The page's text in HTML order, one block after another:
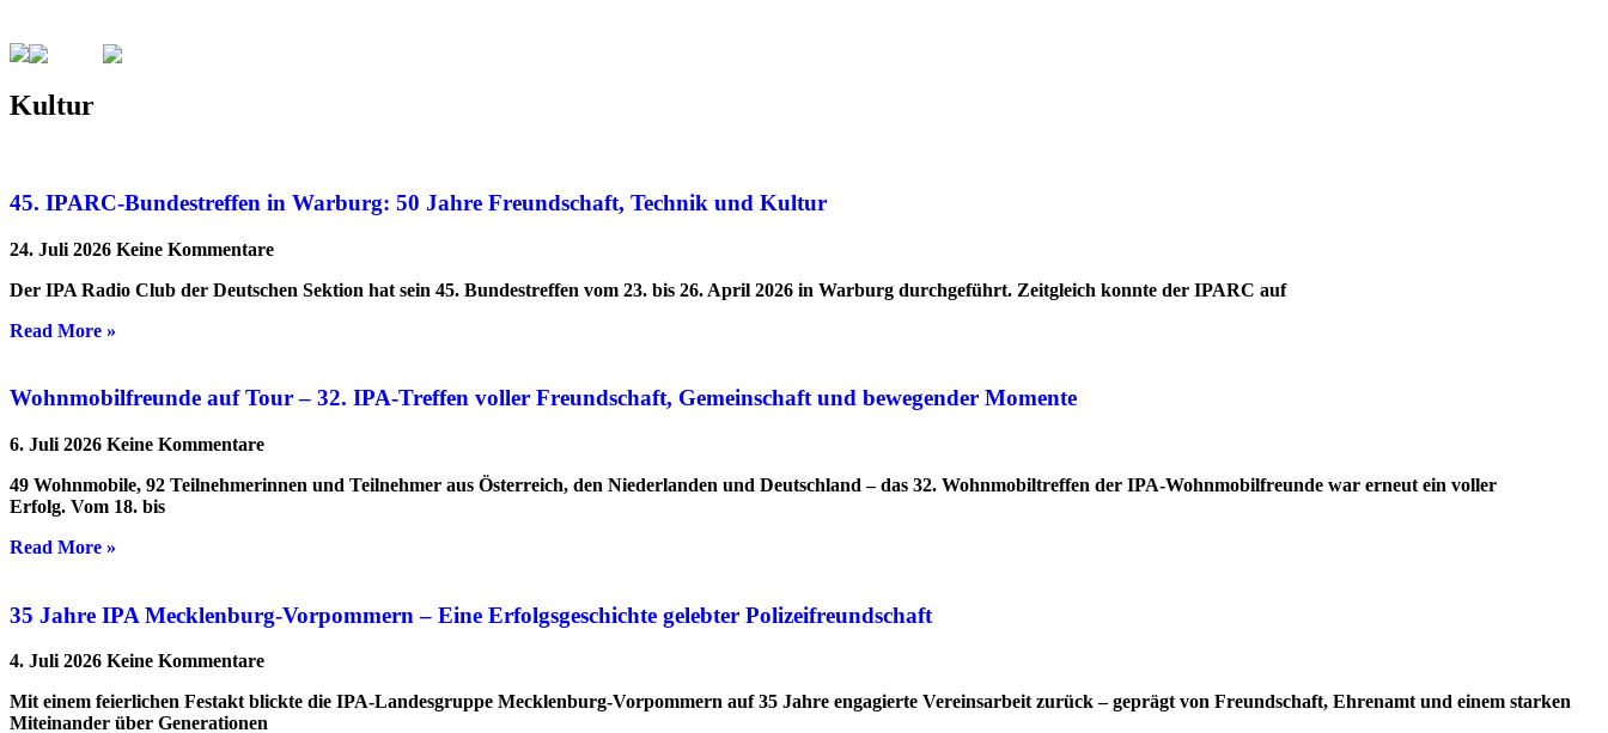
Kultur
45. IPARC-Bundestreffen in Warburg: 50 Jahre Freundschaft, Technik und Kultur
24. Juli 2026 Keine Kommentare
Der IPA Radio Club der Deutschen Sektion hat sein 45. Bundestreffen vom 23. bis 26. April 2026 in Warburg durchgeführt. Zeitgleich konnte der IPARC auf
Read More »
Wohnmobilfreunde auf Tour – 32. IPA-Treffen voller Freundschaft, Gemeinschaft und bewegender Momente
6. Juli 2026 Keine Kommentare
49 Wohnmobile, 92 Teilnehmerinnen und Teilnehmer aus Österreich, den Niederlanden und Deutschland – das 32. Wohnmobiltreffen der IPA-Wohnmobilfreunde war erneut ein voller
Erfolg. Vom 18. bis
Read More »
35 Jahre IPA Mecklenburg-Vorpommern – Eine Erfolgsgeschichte gelebter Polizeifreundschaft
4. Juli 2026 Keine Kommentare
Mit einem feierlichen Festakt blickte die IPA-Landesgruppe Mecklenburg-Vorpommern auf 35 Jahre engagierte Vereinsarbeit zurück – geprägt von Freundschaft, Ehrenamt und einem starken
Miteinander über Generationen